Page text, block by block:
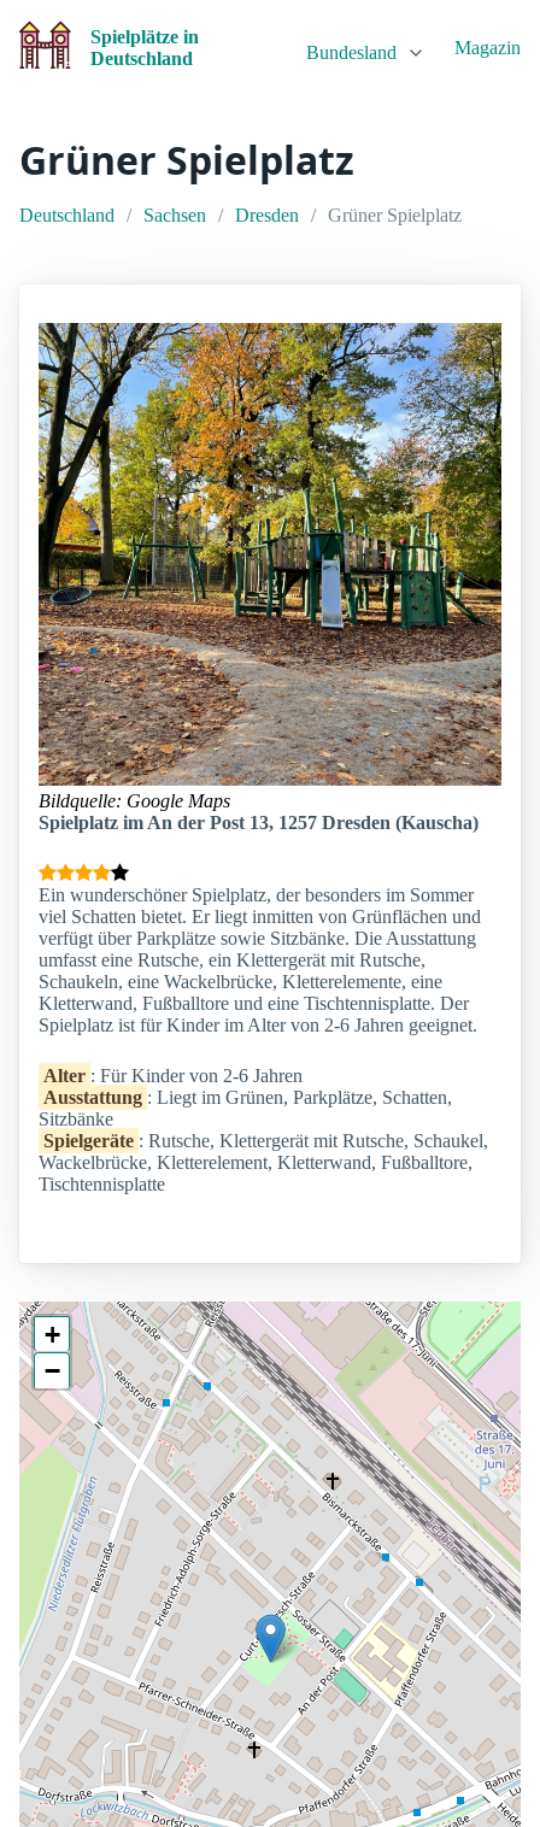
Spielplätze in
Deutschland
Bundesland Magazin
Grüner Spielplatz
Deutschland Sachsen Dresden Grüner Spielplatz
Bildquelle: Google Maps
Spielplatz im An der Post 13, 1257 Dresden (Kauscha)
Ein wunderschöner Spielplatz, der besonders im Sommer
viel Schatten bietet. Er liegt inmitten von Grünflächen und
verfügt über Parkplätze sowie Sitzbänke. Die Ausstattung
umfasst eine Rutsche, ein Klettergerät mit Rutsche,
Schaukeln, eine Wackelbrücke, Kletterelemente, eine
Kletterwand, Fußballtore und eine Tischtennisplatte. Der
Spielplatz ist für Kinder im Alter von 2-6 Jahren geeignet.
Alter : Für Kinder von 2-6 Jahren
Ausstattung : Liegt im Grünen, Parkplätze, Schatten,
Sitzbänke
Spielgeräte : Rutsche, Klettergerät mit Rutsche, Schaukel,
Wackelbrücke, Kletterelement, Kletterwand, Fußballtore,
Tischtennisplatte
+
−